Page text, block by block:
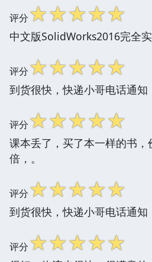
评分☆☆☆☆☆
中文版SolidWorks2016完全
评分☆☆☆☆☆
到货很快，快递小哥电话通知
评分☆☆☆☆☆
课本丢了，买了本一样的书
倍，。
评分☆☆☆☆☆
到货很快，快递小哥电话通知
评分☆☆☆☆☆